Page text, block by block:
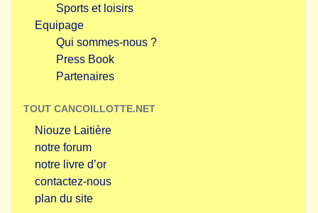
Sports et loisirs
Equipage
Qui sommes-nous ?
Press Book
Partenaires
TOUT CANCOILLOTTE.NET
Niouze Laitière
notre forum
notre livre d’or
contactez-nous
plan du site